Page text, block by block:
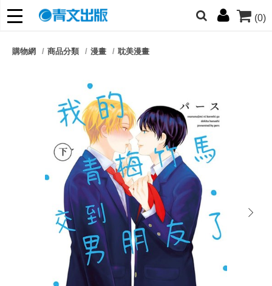
(0)
朋友們，提高警覺！
購物網 商品分類 漫畫 耽美漫畫
next